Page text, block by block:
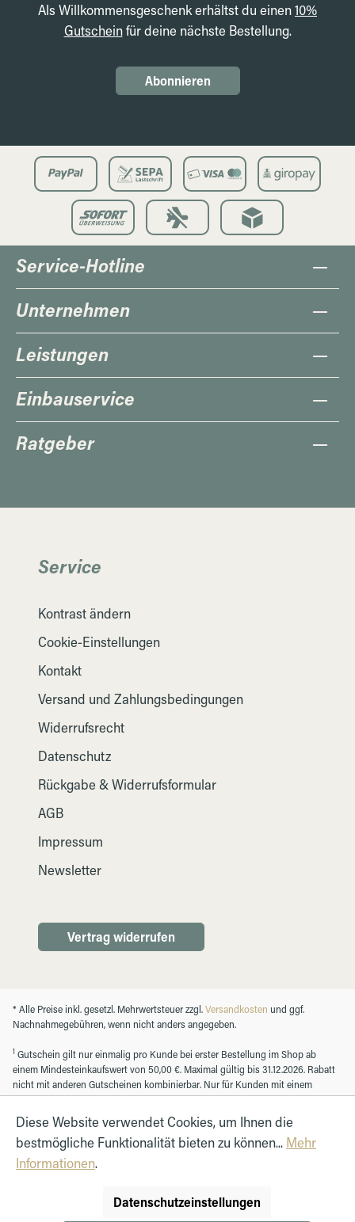
Als Willkommensgeschenk erhältst du einen10%
Gutscheinfür deine nächste Bestellung.
Abonnieren
Service-Hotline
Unternehmen
Leistungen
Einbauservice
Ratgeber
Service
Kontrast ändern
Cookie-Einstellungen
Kontakt
Versand und Zahlungsbedingungen
Widerrufsrecht
Datenschutz
Rückgabe & Widerrufsformular
AGB
Impressum
Newsletter
Vertrag widerrufen
* Alle Preise inkl. gesetzl. Mehrwertsteuer zzgl.Versandkosten und ggf.
Nachnahmegebühren, wenn nicht anders angegeben.
1 Gutschein gilt nur einmalig pro Kunde bei erster Bestellung im Shop ab
einem Mindesteinkaufswert von 50,00 €. Maximal gültig bis 31.12.2026. Rabatt
nicht mit anderen Gutscheinen kombinierbar. Nur für Kunden mit einem
registrierten Kundenkonto.
Diese Website verwendet Cookies, um Ihnen die
bestmögliche Funktionalität bieten zu können... Mehr
Informationen.
Datenschutzeinstellungen